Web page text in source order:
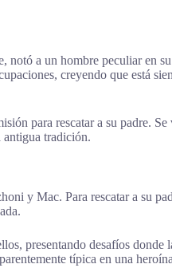
notó a un hombre peculiar en
creyendo que está
para rescatar a su padre.
antigua tradición.
y Mac. Para rescatar a su
presentando desafíos donde
típica en una